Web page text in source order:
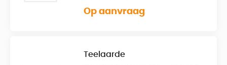
Op aanvraag
Teelaarde